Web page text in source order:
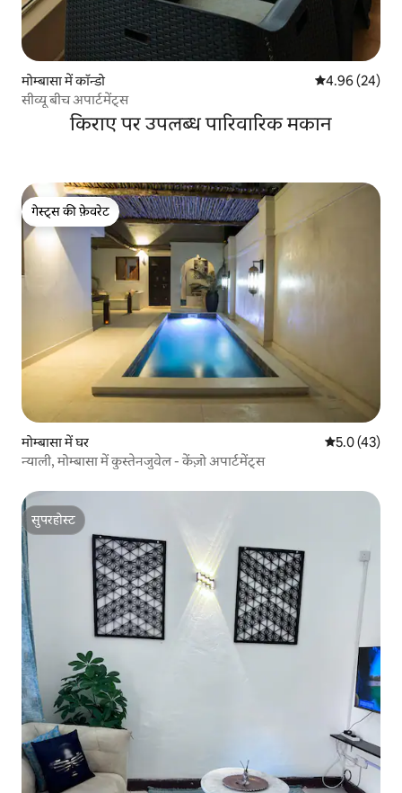
मोम्बासा में कॉन्डो औसत रेटिंग 5 में
4.96 (24)
सीव्यू बीच अपार्टमेंट्स
किराए पर उपलब्ध पारिवारिक मकान
गेस्ट्स की फ़ेवरेट
गेस्ट्स की फ़ेवरेट
मोम्बासा में घर औसत रेटिंग 5
5.0 (43)
न्याली, मोम्बासा में कुस्तेनजुवेल - केंज़ो अपार्टमेंट्स
सुपरहोस्ट
सुपरहोस्ट